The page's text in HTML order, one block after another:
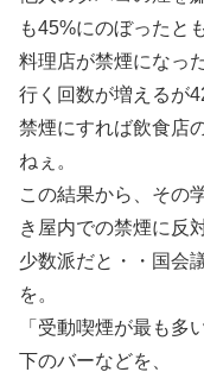
も45%にのぼったとも
料理店が禁煙になっ
行く回数が増えるが
禁煙にすれば飲食店
ねぇ。
この結果から、その
き屋内での禁煙に反
少数派だと・・国会
を。
「受動喫煙が最も多
下のバーなどを、